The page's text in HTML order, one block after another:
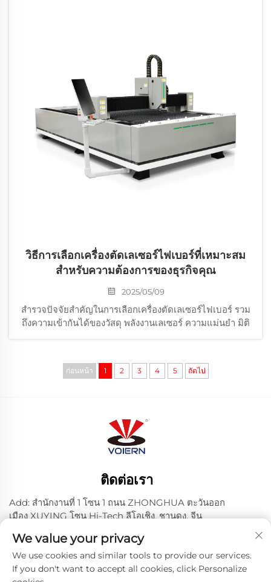
วิธีการเลือกเครื่องตัดเลเซอร์ไฟเบอร์ที่เหมาะสม
สำหรับความต้องการของธุรกิจคุณ
2025/05/09
สำรวจปัจจัยสำคัญในการเลือกเครื่องตัดเลเซอร์ไฟเบอร์ รวม
ถึงความเข้ากันได้ของวัสดุ พลังงานเลเซอร์ ความแม่นยำ มิติ
ก่อนหน้า 1 2 3 4 5 ถัดไป
ติดต่อเรา
Add: สํานักงานที่ 1 โซน 1 ถนน ZHONGHUA ตะวันออก
เมือง XUYING โซน Hi-Tech ลีโอเชิง, ชานดง, จีน
โทร:+86-635 8512218
อีเมล: [email protected]
We value your privacy
We use cookies and similar tools to provide our services.
If you don't want to accept all cookies, click Personalize